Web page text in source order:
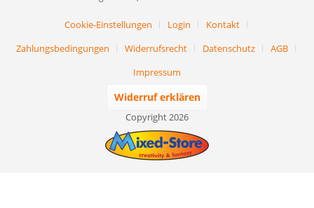
Cookie-Einstellungen Login
Kontakt
Zahlungsbedingungen
Widerrufsrecht Datenschutz
AGB
Impressum
Widerruf erklären
Copyright 2026